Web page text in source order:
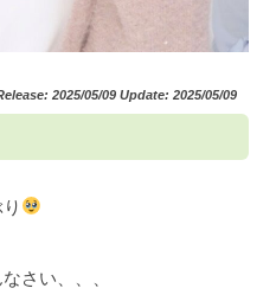
2025/05/09 Update: 2025/05/09
さい、、、